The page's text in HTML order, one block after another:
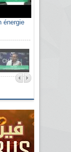
énergie